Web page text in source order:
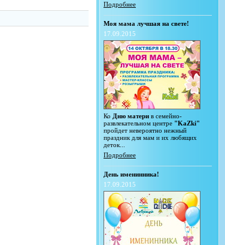
Подробнее
Моя мама лучшая на свете!
17.09.2015
Ко Дню матери в семейно-
развлекательном центре "KaZki"
пройдет невероятно нежный
праздник для мам и их любящих
деток...
Подробнее
День именинника!
17.09.2015